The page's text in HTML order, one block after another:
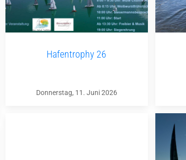
Hafentrophy 26
Donnerstag, 11. Juni 2026